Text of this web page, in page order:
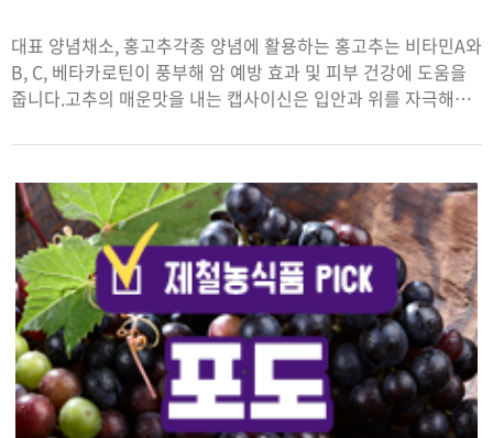
대표 양념채소, 홍고추각종 양념에 활용하는 홍고추는 비타민A와
B, C, 베타카로틴이 풍부해 암 예방 효과 및 피부 건강에 도움을
줍니다.고추의 매운맛을 내는 캡사이신은 입안과 위를 자극해
통증으로 인식해 ‘엔도르핀’ 호르몬을 분비시켜 스트레스 해소에
좋습니다.생